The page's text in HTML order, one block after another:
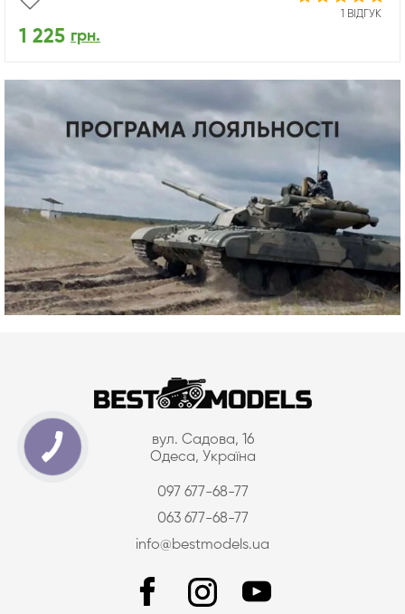
1 ВІДГУК
1 225 грн.
вул. Садова, 16
Одеса, Україна
097 677-68-77
063 677-68-77
info@bestmodels.ua